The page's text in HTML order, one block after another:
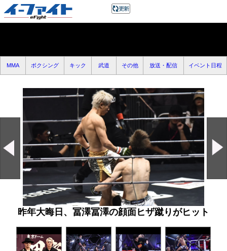
MMA ボクシング キック 武道 その他 放送・配信 イベント日程
昨年大晦日、冨澤冨澤の顔面ヒザ蹴りがヒット